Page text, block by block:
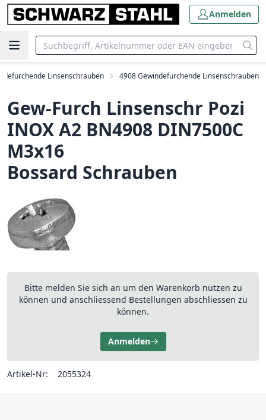
Anmelden
Linsenschrauben 4908 Gewindefurchende Linsenschrauben
Gew-Furch Linsenschr Pozi
INOX A2 BN4908 DIN7500C
M3x16
Bossard Schrauben
Bitte melden Sie sich an um den Warenkorb nutzen zu
können und anschliessend Bestellungen abschliessen zu
können.
Anmelden
Artikel-Nr: 2055324